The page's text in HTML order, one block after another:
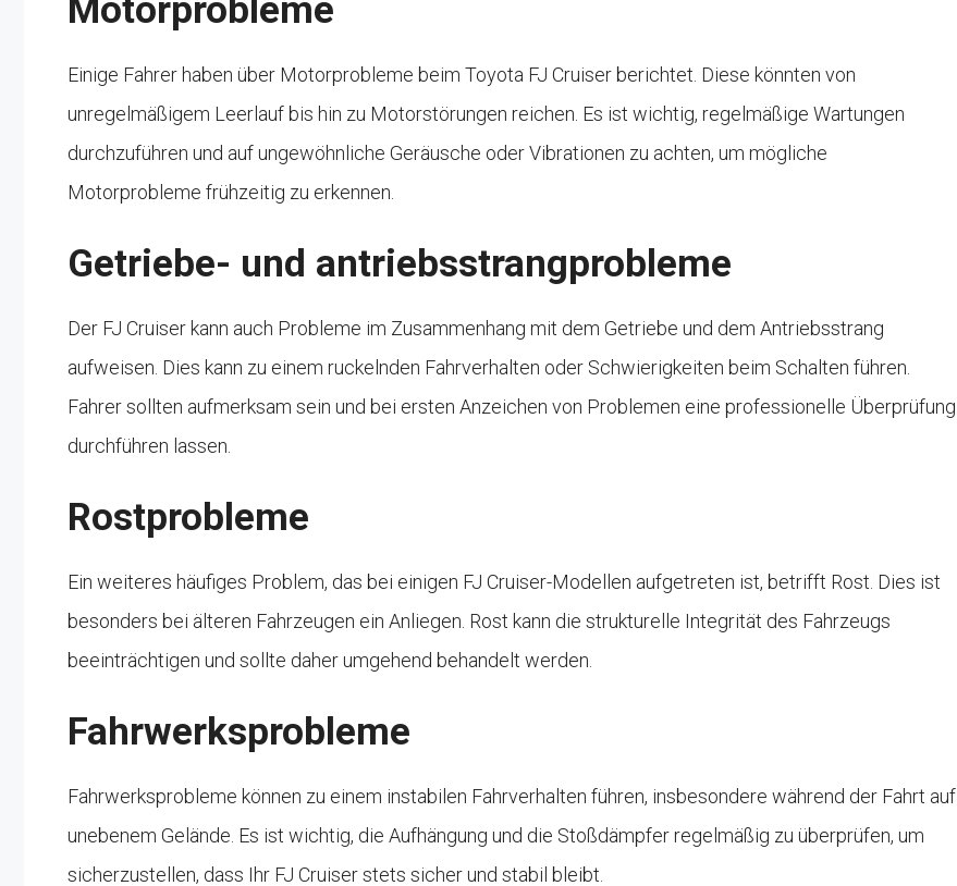
Motorprobleme
Einige Fahrer haben über Motorprobleme beim Toyota FJ Cruiser berichtet. Diese könnten von
unregelmäßigem Leerlauf bis hin zu Motorstörungen reichen. Es ist wichtig, regelmäßige Wartungen
durchzuführen und auf ungewöhnliche Geräusche oder Vibrationen zu achten, um mögliche
Motorprobleme frühzeitig zu erkennen.
Getriebe- und antriebsstrangprobleme
Der FJ Cruiser kann auch Probleme im Zusammenhang mit dem Getriebe und dem Antriebsstrang
aufweisen. Dies kann zu einem ruckelnden Fahrverhalten oder Schwierigkeiten beim Schalten führen.
Fahrer sollten aufmerksam sein und bei ersten Anzeichen von Problemen eine professionelle Überprüfung
durchführen lassen.
Rostprobleme
Ein weiteres häufiges Problem, das bei einigen FJ Cruiser-Modellen aufgetreten ist, betrifft Rost. Dies ist
besonders bei älteren Fahrzeugen ein Anliegen. Rost kann die strukturelle Integrität des Fahrzeugs
beeinträchtigen und sollte daher umgehend behandelt werden.
Fahrwerksprobleme
Fahrwerksprobleme können zu einem instabilen Fahrverhalten führen, insbesondere während der Fahrt auf
unebenem Gelände. Es ist wichtig, die Aufhängung und die Stoßdämpfer regelmäßig zu überprüfen, um
sicherzustellen, dass Ihr FJ Cruiser stets sicher und stabil bleibt.